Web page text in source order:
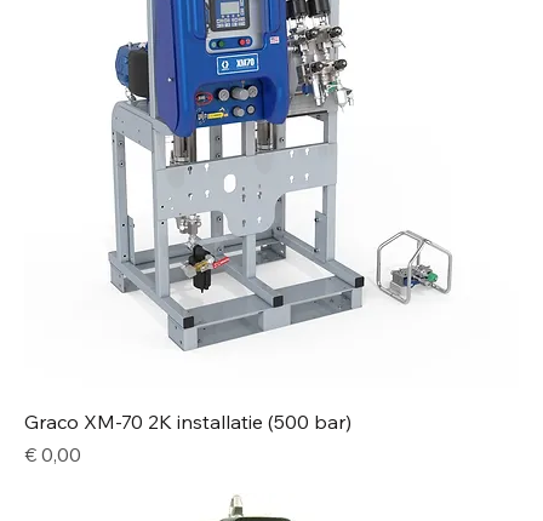
Graco XM-70 2K installatie (500 bar)
Price
€ 0,00